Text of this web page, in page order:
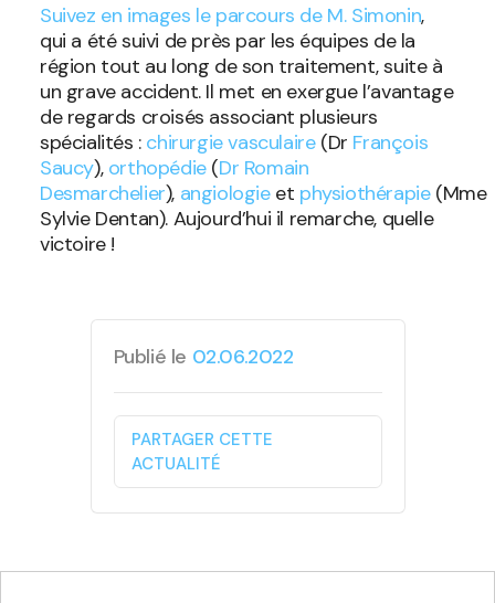
Suivez en images le parcours de M. Simonin,
qui a été suivi de près par les équipes de la
région tout au long de son traitement, suite à
un grave accident. Il met en exergue l’avantage
de regards croisés associant plusieurs
spécialités : chirurgie vasculaire(Dr François
Saucy), orthopédie(Dr Romain
Desmarchelier), angiologieet physiothérapie(Mme
Sylvie Dentan). Aujourd’hui il remarche, quelle
victoire !
Publié le 02.06.2022
PARTAGER CETTE
ACTUALITÉ